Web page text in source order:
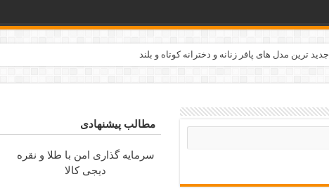
جدید ترین مدل های پافر زنانه و دخترانه کوتاه و بلند
مطالب پیشنهادی
سرمایه گذاری امن با طلا و نقره
دیجی کالا